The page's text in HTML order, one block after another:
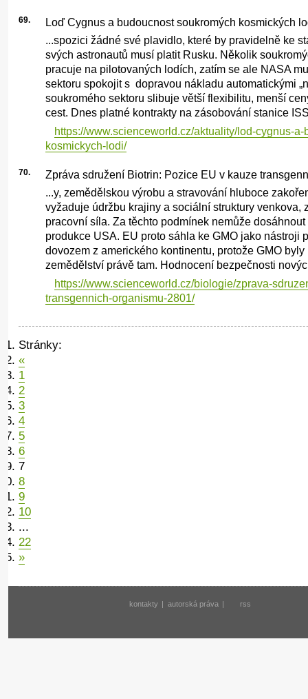
69.
Loď Cygnus a budoucnost soukromých kosmických
...spozici žádné své plavidlo, které by pravidelně ke
svých astronautů musí platit Rusku. Několik
pracuje na pilotovaných lodích, zatím se ale NASA
sektoru spokojit s dopravou nákladu automatickými
soukromého sektoru slibuje větší flexibilitu, menší
cest. Dnes platné kontrakty na zásobování stanice
https://www.scienceworld.cz/aktuality/lod-cygnus-
kosmickych-lodi/
70.
Zpráva sdružení Biotrin: Pozice EU v kauze
...y, zemědělskou výrobu a stravování hluboce
vyžaduje údržbu krajiny a sociální struktury venkova,
pracovní síla. Za těchto podmínek nemůže
produkce USA. EU proto sáhla ke GMO jako nástroji
dovozem z amerického kontinentu, protože GMO
zemědělství právě tam. Hodnocení bezpečnosti
https://www.scienceworld.cz/biologie/zprava-
transgennich-organismu-2801/
Stránky:
«
1
2
3
4
5
6
7
8
9
10
...
22
»
kontakty | autorská práva | rss